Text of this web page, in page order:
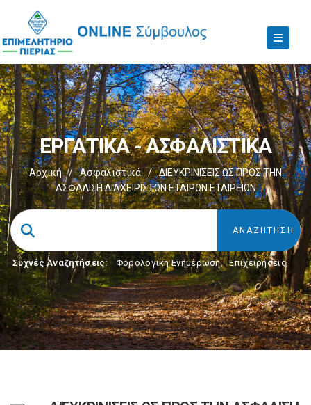
ΕΡΓΑΤΙΚΑ - ΑΣΦΑΛΙΣΤΙΚΑ
Αρχική / Ασφαλιστικά /
ΔΙΕΥΚΡΙΝΙΣΕΙΣ ΩΣ ΠΡΟΣ ΤΗΝ
ΑΣΦΑΛΙΣΗ ΔΙΑΧΕΙΡΙΣΤΩΝ ΕΤΑΙΡΩΝ ΕΤΑΙΡΕΙΩΝ
Συχνές Αναζητήσεις: Φορολογικη Ενημέρωση, Επιχειρήσεις